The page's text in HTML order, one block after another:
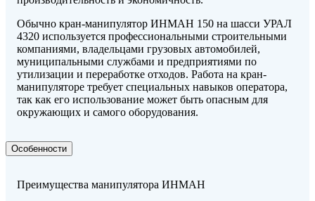
Обычно кран-манипулятор ИНМАН 150 на шасси УРАЛ
4320 используется профессиональными строительными
компаниями, владельцами грузовых автомобилей,
муниципальными службами и предприятиями по
утилизации и переработке отходов. Работа на кран-
манипуляторе требует специальных навыков оператора,
так как его использование может быть опасным для
окружающих и самого оборудования.
Особенности
Преимущества манипулятора ИНМАН